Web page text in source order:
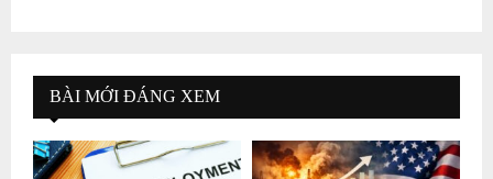
BÀI MỚI ĐÁNG XEM